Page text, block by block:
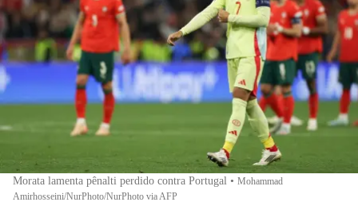
Morata lamenta pênalti perdido contra Portugal • Mohammad
Amirhosseini/NurPhoto/NurPhoto via AFP